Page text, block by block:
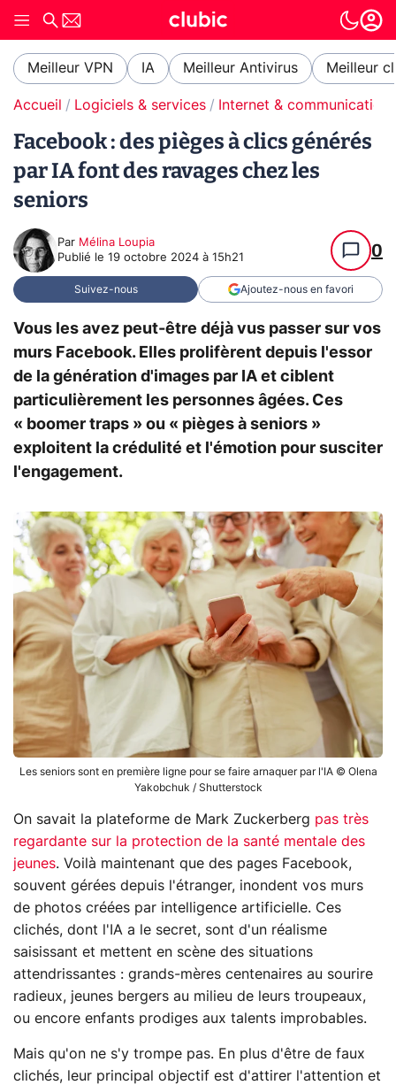
Meilleur VPN IA Meilleur Antivirus Meilleur
Accueil Logiciels & services Internet & communication
Facebook : des pièges à clics générés
par IA font des ravages chez les
seniors
Par Mélina Loupia
Publié le 19 octobre 2024 à 15h21 0
Suivez-nous Ajoutez-nous en favori
Vous les avez peut-être déjà vus passer sur vos
murs Facebook. Elles prolifèrent depuis l'essor
de la génération d'images par IA et ciblent
particulièrement les personnes âgées. Ces
« boomer traps » ou « pièges à seniors »
exploitent la crédulité et l'émotion pour susciter
l'engagement.
Les seniors sont en première ligne pour se faire arnaquer par l'IA © Olena
Yakobchuk / Shutterstock
On savait la plateforme de Mark Zuckerberg pas très
regardante sur la protection de la santé mentale des
jeunes. Voilà maintenant que des pages Facebook,
souvent gérées depuis l'étranger, inondent vos murs
de photos créées par intelligence artificielle. Ces
clichés, dont l'IA a le secret, sont d'un réalisme
saisissant et mettent en scène des situations
attendrissantes : grands-mères centenaires au sourire
radieux, jeunes bergers au milieu de leurs troupeaux,
ou encore enfants prodiges aux talents improbables.
Mais qu'on ne s'y trompe pas. En plus d'être de faux
clichés, leur principal objectif est d'attirer l'attention et